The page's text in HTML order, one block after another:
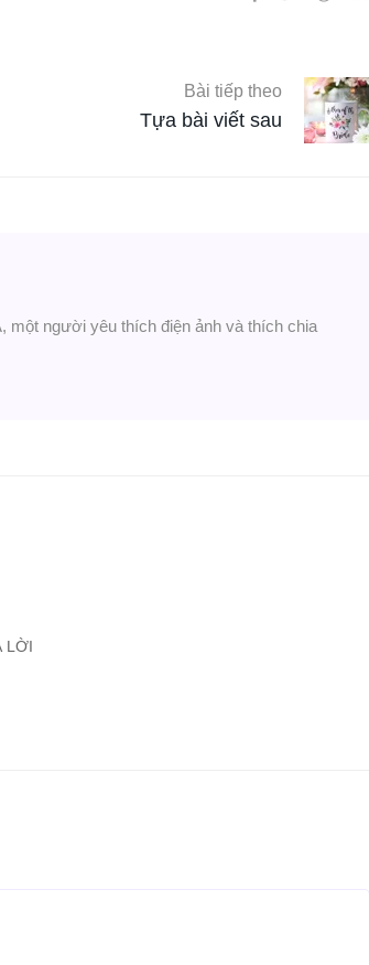
Bài tiếp theo
Tựa bài viết sau
một người yêu thích điện ảnh và thích chia
LỜI